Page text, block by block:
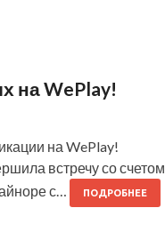
на WePlay!
на WePlay!
встречу со счетом
с…
ПОДРОБНЕЕ